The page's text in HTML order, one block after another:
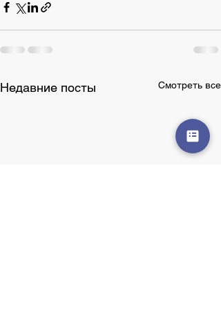
Недавние посты Смотреть все